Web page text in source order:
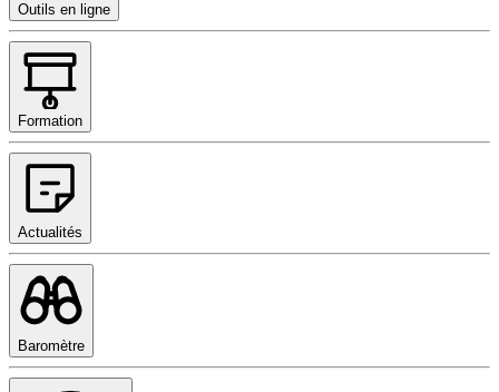
Outils en ligne
Formation
Actualités
Baromètre